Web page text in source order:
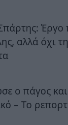
Έργο
αλλά όχι
ο πάγος
– Το